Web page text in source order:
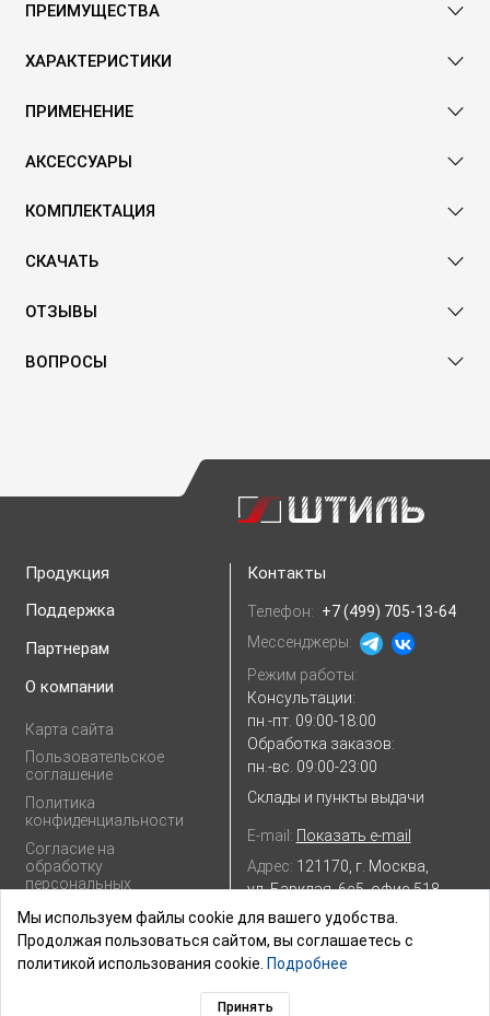
ПРЕИМУЩЕСТВА
ХАРАКТЕРИСТИКИ
ПРИМЕНЕНИЕ
АКСЕССУАРЫ
КОМПЛЕКТАЦИЯ
СКАЧАТЬ
ОТЗЫВЫ
ВОПРОСЫ
Продукция
Поддержка
Партнерам
О компании
Карта сайта
Пользовательское
соглашение
Политика
конфиденциальности
Согласие на
обработку
персональных
Контакты
Телефон: +7 (499) 705-13-64
Мессенджеры:
Режим работы:
Консультации:
пн.-пт. 09:00-18:00
Обработка заказов:
пн.-вс. 09:00-23:00
Склады и пункты выдачи
E-mail: Показать e-mail
Адрес: 121170, г. Москва,
ул. Барклая, 6с5, офис 518
Посмотреть наЯндекс.картах
Мы используем файлы cookie для вашего удобства.
Продолжая пользоваться сайтом, вы соглашаетесь с
политикой использования cookie. Подробнее
Принять